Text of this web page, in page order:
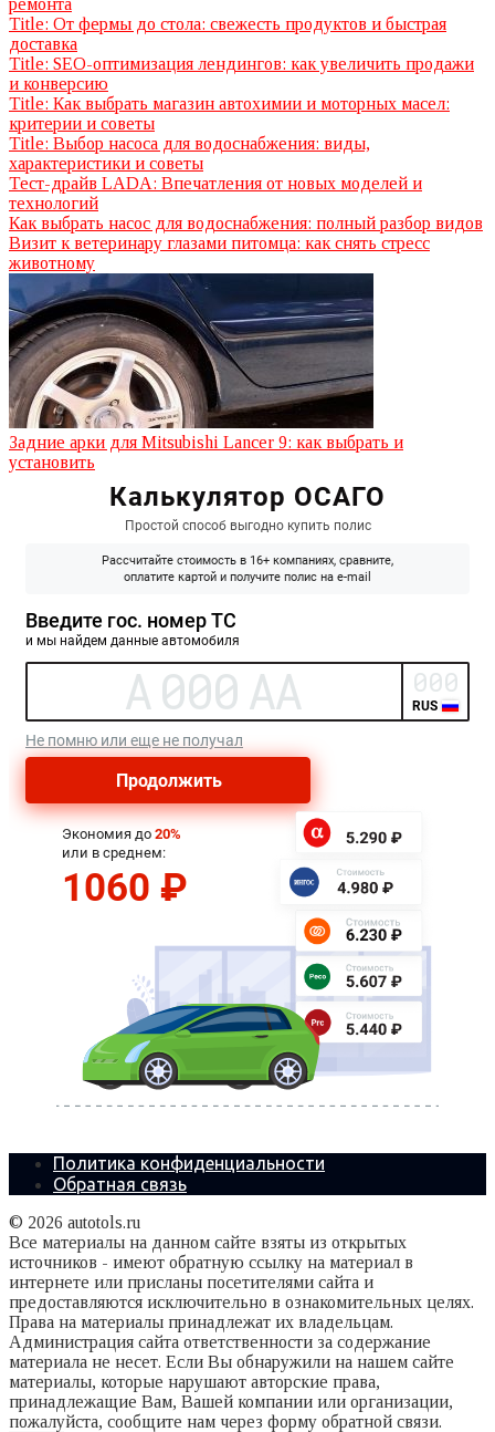
Title: От фермы до стола: свежесть продуктов и быстрая
доставка
Title: SEO-оптимизация лендингов: как увеличить продажи
и конверсию
Title: Как выбрать магазин автохимии и моторных масел:
критерии и советы
Title: Выбор насоса для водоснабжения: виды,
характеристики и советы
Тест-драйв LADA: Впечатления от новых моделей и
технологий
Как выбрать насос для водоснабжения: полный разбор видов
Визит к ветеринару глазами питомца: как снять стресс
животному
Задние арки для Mitsubishi Lancer 9: как выбрать и
установить
Политика конфиденциальности
Обратная связь
© 2026 autotols.ru
Все материалы на данном сайте взяты из открытых
источников - имеют обратную ссылку на материал в
интернете или присланы посетителями сайта и
предоставляются исключительно в ознакомительных целях.
Права на материалы принадлежат их владельцам.
Администрация сайта ответственности за содержание
материала не несет. Если Вы обнаружили на нашем сайте
материалы, которые нарушают авторские права,
принадлежащие Вам, Вашей компании или организации,
пожалуйста, сообщите нам через форму обратной связи.